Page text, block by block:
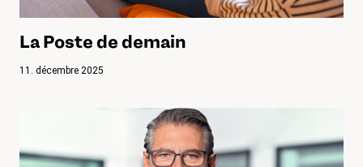
La Poste de demain
11. décembre 2025